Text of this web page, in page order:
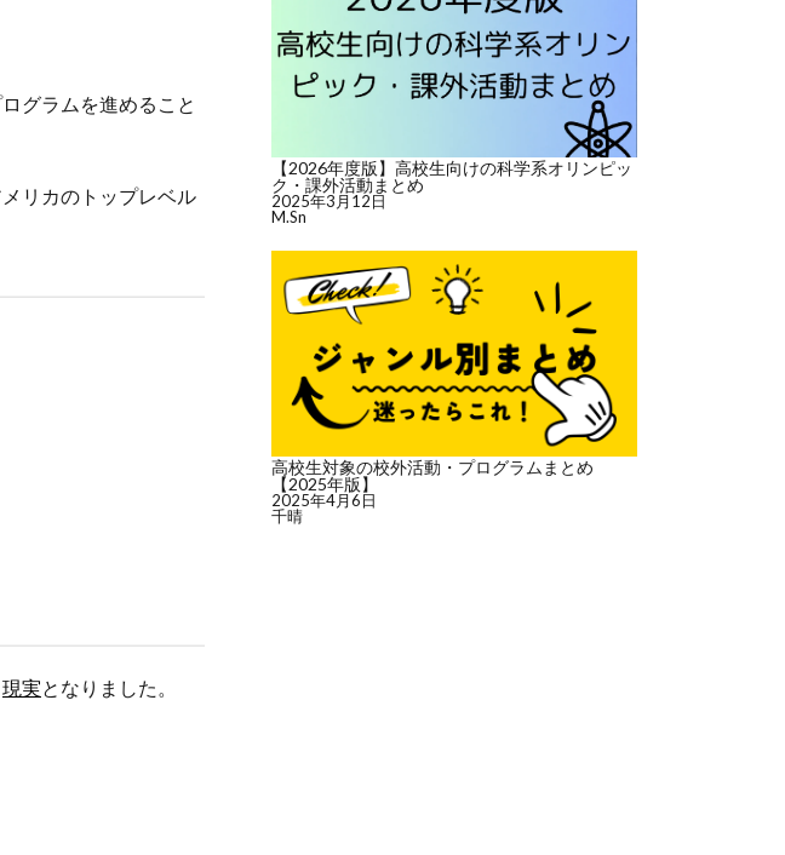
グラムを進めること
リカのトップレベル
現実となりました。
【2026年度版】高校生向けの科学系オリンピッ
ク・課外活動まとめ
2025年3月12日
M.Sn
高校生対象の校外活動・プログラムまとめ
【2025年版】
2025年4月6日
千晴